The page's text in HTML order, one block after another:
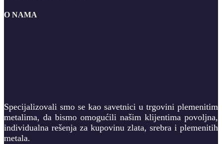
O NAMA
Specijalizovali smo se kao savetnici u trgovini plemenitim
metalima, da bismo omogućili našim klijentima povoljna,
individualna rešenja za kupovinu zlata, srebra i plemenitih
metala.